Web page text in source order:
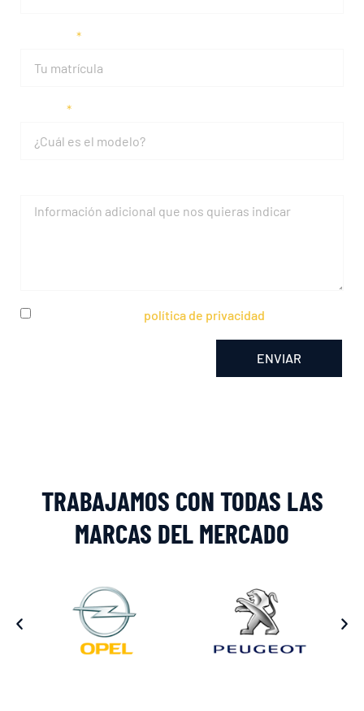
política de privacidad
ENVIAR
TRABAJAMOS CON TODAS LAS
MARCAS DEL MERCADO